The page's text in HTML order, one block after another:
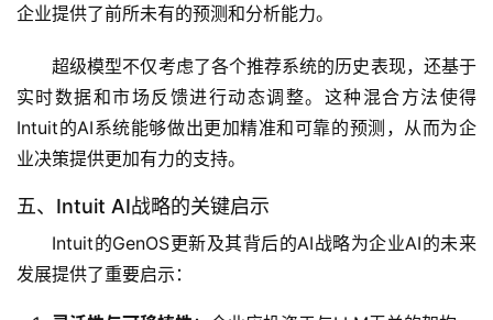
企业提供了前所未有的预测和分析能力。
超级模型不仅考虑了各个推荐系统的历史表现，还基于
实时数据和市场反馈进行动态调整。这种混合方法使得
Intuit的AI系统能够做出更加精准和可靠的预测，从而为企
业决策提供更加有力的支持。
五、Intuit AI战略的关键启示
Intuit的GenOS更新及其背后的AI战略为企业AI的未来
发展提供了重要启示：